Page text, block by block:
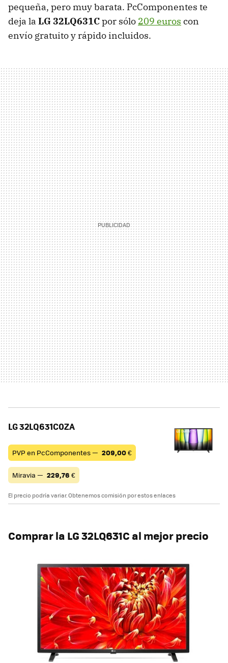
pequeña, pero muy barata. PcComponentes te
deja la LG 32LQ631Cpor sólo 209 euros con
envío gratuito y rápido incluidos.
LG 32LQ631C0ZA
PVP en PcComponentes — 209,00€
Miravia — 229,76 €
El precio podría variar. Obtenemos comisión por estos enlaces
Comprar la LG 32LQ631C al mejor precio